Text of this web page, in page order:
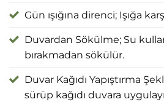
Gün ışığına direnci; Işığa
Duvardan Sökülme; Su
bırakmadan sökülür.
Duvar Kağıdı Yapıştırma
sürüp kağıdı duvara